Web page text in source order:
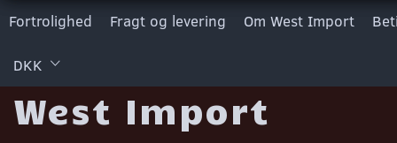
Fortrolighed Fragt og levering Om West Import
DKK
West Import